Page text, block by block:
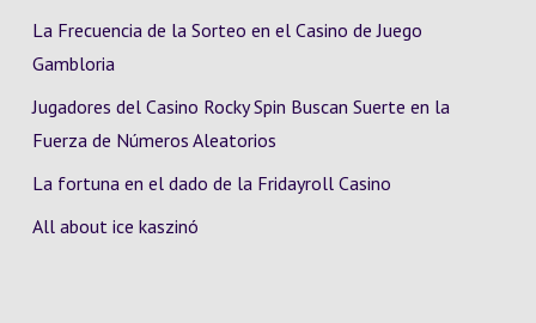
La Frecuencia de la Sorteo en el Casino de Juego
Gambloria
Jugadores del Casino Rocky Spin Buscan Suerte en la
Fuerza de Números Aleatorios
La fortuna en el dado de la Fridayroll Casino
All about ice kaszinó